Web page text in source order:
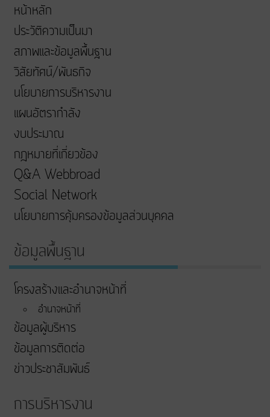
หน้าหลัก
ประวัติความเป็นมา
สภาพและข้อมูลพื้นฐาน
วิสัยทัศน์/พันธกิจ
นโยบายการบริหารงาน
แผนอัตรากำลัง
งบประมาณ
กฎหมายที่เกี่ยวข้อง
Q&A Webbroad
Social Network
นโยบายการคุ้มครองข้อมูลส่วนบุคคล
ข้อมูลพื้นฐาน
โครงสร้างและอำนาจหน้าที่
อำนาจหน้าที่
ข้อมูลผู้บริหาร
ข้อมูลการติดต่อ
ข่าวประชาสัมพันธ์
การบริหารงาน